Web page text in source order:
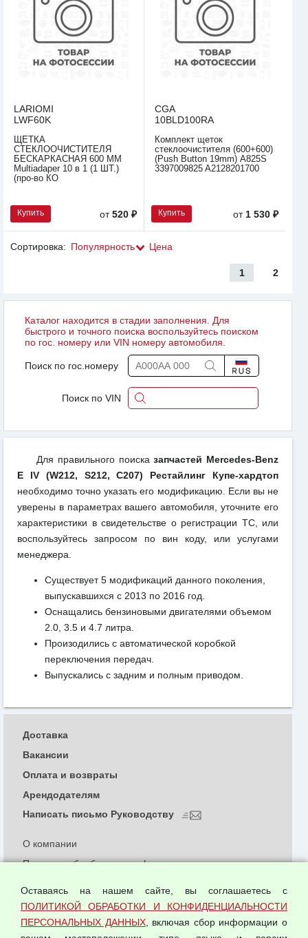
LARIOMI
LWF60K
ЩЕТКА
СТЕКЛООЧИСТИТЕЛЯ
БЕСКАРКАСНАЯ 600 ММ
Multiadaper 10 в 1 (1 ШТ.)
(про-во КО
Купить от520 ₽
CGA
10BLD100RA
Комплект щеток
стеклоочистителя (600+600)
(Push Button 19mm) A825S
3397009825 A2128201700
Купить от1 530 ₽
Сортировка: Популярность Цена
1 2
Каталог находится в стадии заполнения. Для
быстрого и точного поиска воспользуйтесь поиском
по гос. номеру или VIN номеру автомобиля.
Поиск по гос.номеру
Поиск по VIN
Для правильного поисказапчастей Mercedes-Benz
E IV (W212, S212, C207) Рестайлинг Купе-хардтоп
необходимо точно указать его модификацию. Если вы не
уверены в параметрах вашего автомобиля, уточните его
характеристики в свидетельстве о регистрации ТС, или
воспользуйтесь запросом по вин коду, или услугами
менеджера.
Существует 5 модификаций данного поколения,
выпускавшихся с 2013 по 2016 год.
Оснащались бензиновыми двигателями объемом
2.0, 3.5 и 4.7 литра.
Произодились с автоматической коробкой
переключения передач.
Выпускались с задним и полным приводом.
О компании
Политика обработки и конфиденциальности
Согласием на обработку персональных данных
Оферта оптовой купли-продажи
Доставка
Вакансии
Оплата и возвраты
Арендодателям
Написать письмо Руководству
Оставаясь на нашем сайте, вы соглашаетесь с
ПОЛИТИКОЙ ОБРАБОТКИ И КОНФИДЕНЦИАЛЬНОСТИ
ПЕРСОНАЛЬНЫХ ДАННЫХ, включая сбор информации о